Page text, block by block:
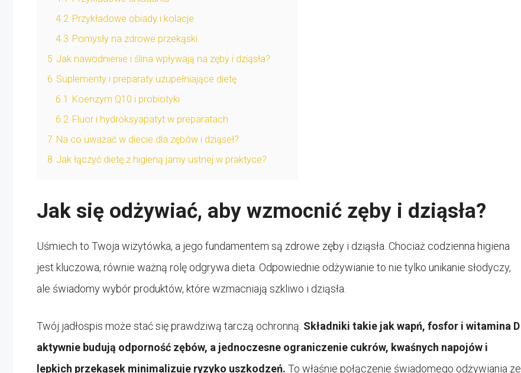
4.2 Przykładowe obiady i kolacje
4.3 Pomysły na zdrowe przekąski
5 Jak nawodnienie i ślina wpływają na zęby i dziąsła?
6 Suplementy i preparaty uzupełniające dietę
6.1 Koenzym Q10 i probiotyki
6.2 Fluor i hydroksyapatyt w preparatach
7 Na co uważać w diecie dla zębów i dziąseł?
8 Jak łączyć dietę z higieną jamy ustnej w praktyce?
Jak się odżywiać, aby wzmocnić zęby i dziąsła?
Uśmiech to Twoja wizytówka, a jego fundamentem są zdrowe zęby i dziąsła. Chociaż codzienna higiena
jest kluczowa, równie ważną rolę odgrywa dieta. Odpowiednie odżywianie to nie tylko unikanie słodyczy,
ale świadomy wybór produktów, które wzmacniają szkliwo i dziąsła.
Twój jadłospis może stać się prawdziwą tarczą ochronną. Składniki takie jak wapń, fosfor i witamina D
aktywnie budują odporność zębów, a jednoczesne ograniczenie cukrów, kwaśnych napojów i
lepkich przekąsek minimalizuje ryzyko uszkodzeń. To właśnie połączenie świadomego odżywiania ze